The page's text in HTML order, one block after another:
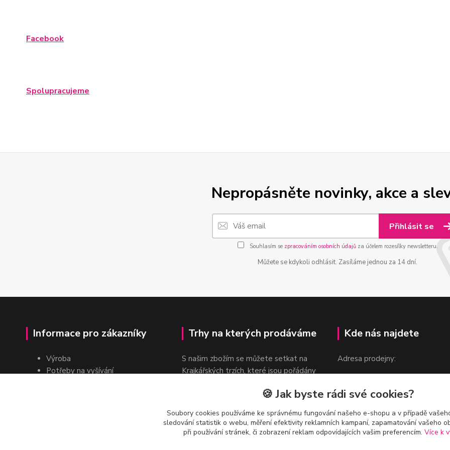
Facebook
Spolupracujeme
Nepropásněte novinky, akce a
Přihlásit se
Souhlasím se zpracováním osobních údajůza účelem rozesílky newsletteru.
Můžete se kdykoli odhlásit. Zasíláme jednou za 14 dní.
Informace pro zákazníky
Výroba
Potřeby na vyšívání
Trhy na kterých prodáváme
S našim zbožím se můžete setkat na
Krajkářských trzích, které jsou pořádány
Kde nás najdete
Adresa prodejny:
v blízkosti stanice Metra B -
Českomoravská
🍪 Jak byste rádi své cookies?
Soubory cookies používáme ke správnému fungování našeho e-shopu a v případě
sledování statistik o webu, měření efektivity reklamních kampaní, zapamatování vašeho
při používání stránek, či zobrazení reklam odpovídajících vašim preferencím. Více k